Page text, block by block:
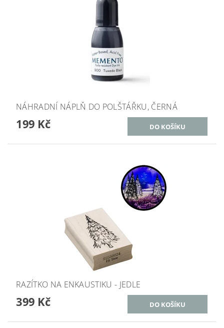
NÁHRADNÍ NÁPLŇ DO POLŠTÁŘKU, ČERNÁ
199 Kč
RAZÍTKO NA ENKAUSTIKU - JEDLE
399 Kč